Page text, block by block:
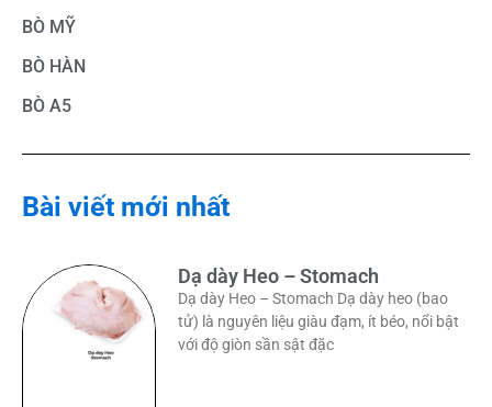
BÒ MỸ
BÒ HÀN
BÒ A5
Bài viết mới nhất
Dạ dày Heo – Stomach
Dạ dày Heo – Stomach Dạ dày heo (bao
tử) là nguyên liệu giàu đạm, ít béo, nổi bật
với độ giòn sần sật đặc